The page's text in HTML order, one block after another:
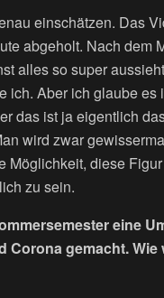
einschätzen. Das
abgeholt. Nach dem
alles so super
ich. Aber ich glaube es
das ist ja eigentlich
wird zwar
Möglichkeit, diese
zu sein.
eine
Corona gemacht. Wie